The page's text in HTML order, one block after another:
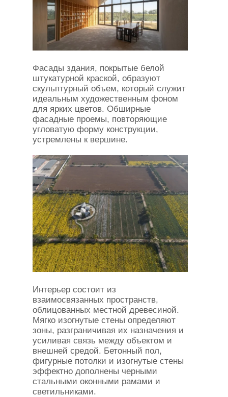
Фасады здания, покрытые белой
штукатурной краской, образуют
скульптурный объем, который служит
идеальным художественным фоном
для ярких цветов. Обширные
фасадные проемы, повторяющие
угловатую форму конструкции,
устремлены к вершине.
Интерьер состоит из
взаимосвязанных пространств,
облицованных местной древесиной.
Мягко изогнутые стены определяют
зоны, разграничивая их назначения и
усиливая связь между объектом и
внешней средой. Бетонный пол,
фигурные потолки и изогнутые стены
эффектно дополнены черными
стальными оконными рамами и
светильниками.